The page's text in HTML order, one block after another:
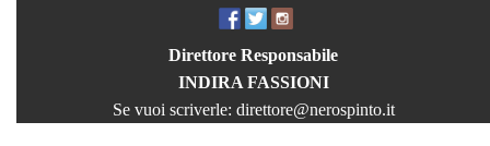
Direttore Responsabile
INDIRA FASSIONI
Se vuoi scriverle: direttore@nerospinto.it